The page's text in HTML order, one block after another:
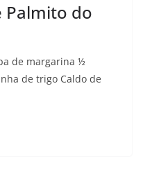
Palmito do
de margarina ½
de trigo Caldo de